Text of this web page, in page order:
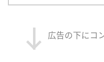
広告の下にコ